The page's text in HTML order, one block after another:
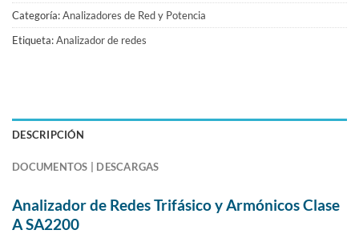
Categoría:Analizadores de Red y Potencia
Etiqueta:Analizador de redes
DESCRIPCIÓN
DOCUMENTOS | DESCARGAS
Analizador de Redes Trifásico y Armónicos Clase
A SA2200